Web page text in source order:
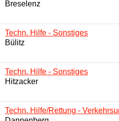
Breselenz
Techn. Hilfe - Sonstiges
Bülitz
Techn. Hilfe - Sonstiges
Hitzacker
Techn. Hilfe/Rettung -